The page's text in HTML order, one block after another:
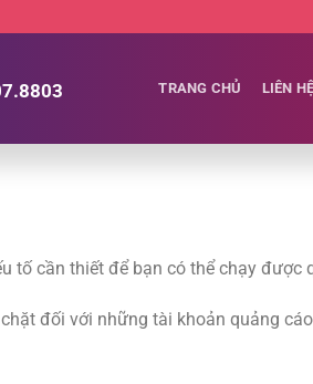
TRANG CHỦ LIÊN HỆ
tố cần thiết để bạn có thể chạy được
đối với những tài khoản quảng